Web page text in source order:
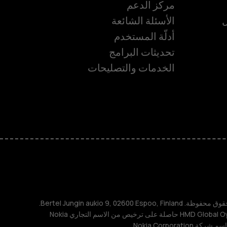
مركز الدعم
الأسئلة الشائعة
أدلّة المستخدم
تحديثات البرامج
الخدمات والتصليحات
TM و © 2026 HMD Global. جميع الحقوق محفوظة. Bertel Jungin aukio 9, 02600 Espoo, Finland.
مُعرِّف الشركة: 2724044-2. شركة HMD Global Oy حاصلة على ترخيص من الاسم التجاري Nokia